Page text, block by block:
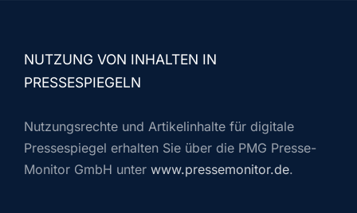
NUTZUNG VON INHALTEN IN
PRESSESPIEGELN
Nutzungsrechte und Artikelinhalte für digitale
Pressespiegel erhalten Sie über die PMG Presse-
Monitor GmbH unter www.pressemonitor.de.